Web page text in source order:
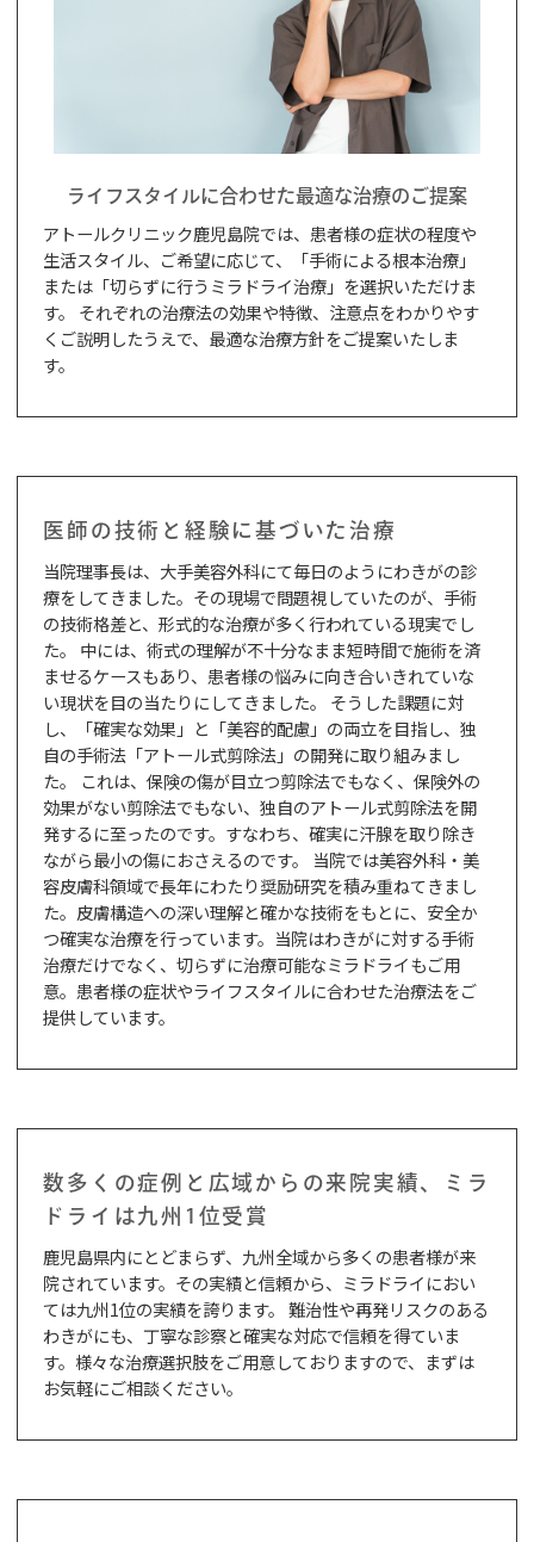
ライフスタイルに合わせた最適な治療のご提案
アトールクリニック鹿児島院では、患者様の症状の程度や
生活スタイル、ご希望に応じて、「手術による根本治療」
または「切らずに行うミラドライ治療」を選択いただけま
す。 それぞれの治療法の効果や特徴、注意点をわかりやす
くご説明したうえで、最適な治療方針をご提案いたしま
す。
医師の技術と経験に基づいた治療
当院理事長は、大手美容外科にて毎日のようにわきがの診
療をしてきました。その現場で問題視していたのが、手術
の技術格差と、形式的な治療が多く行われている現実でし
た。 中には、術式の理解が不十分なまま短時間で施術を済
ませるケースもあり、患者様の悩みに向き合いきれていな
い現状を目の当たりにしてきました。 そうした課題に対
し、「確実な効果」と「美容的配慮」の両立を目指し、独
自の手術法「アトール式剪除法」の開発に取り組みまし
た。 これは、保険の傷が目立つ剪除法でもなく、保険外の
効果がない剪除法でもない、独自のアトール式剪除法を開
発するに至ったのです。すなわち、確実に汗腺を取り除き
ながら最小の傷におさえるのです。 当院では美容外科・美
容皮膚科領域で長年にわたり奨励研究を積み重ねてきまし
た。皮膚構造への深い理解と確かな技術をもとに、安全か
つ確実な治療を行っています。当院はわきがに対する手術
治療だけでなく、切らずに治療可能なミラドライもご用
意。患者様の症状やライフスタイルに合わせた治療法をご
提供しています。
数多くの症例と広域からの来院実績、ミラ
ドライは九州1位受賞
鹿児島県内にとどまらず、九州全域から多くの患者様が来
院されています。その実績と信頼から、ミラドライにおい
ては九州1位の実績を誇ります。 難治性や再発リスクのある
わきがにも、丁寧な診察と確実な対応で信頼を得ていま
す。様々な治療選択肢をご用意しておりますので、まずは
お気軽にご相談ください。